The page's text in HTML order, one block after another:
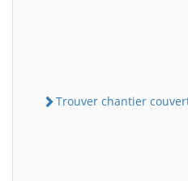
Trouver chantier